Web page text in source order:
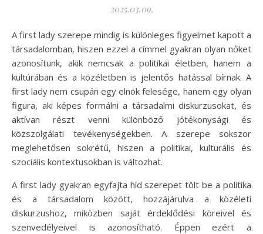
2025.03.09.
A first lady szerepe mindig is különleges figyelmet kapott a
társadalomban, hiszen ezzel a címmel gyakran olyan nőket
azonosítunk, akik nemcsak a politikai életben, hanem a
kultúrában és a közéletben is jelentős hatással bírnak. A
first lady nem csupán egy elnök felesége, hanem egy olyan
figura, aki képes formálni a társadalmi diskurzusokat, és
aktívan részt venni különböző jótékonysági és
közszolgálati tevékenységekben. A szerepe sokszor
meglehetősen sokrétű, hiszen a politikai, kulturális és
szociális kontextusokban is változhat.
A first lady gyakran egyfajta híd szerepet tölt be a politika
és a társadalom között, hozzájárulva a közéleti
diskurzushoz, miközben saját érdeklődési köreivel és
szenvedélyeivel is azonosítható. Éppen ezért a